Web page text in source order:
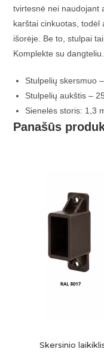
tvirtesnė nei naudojant
karštai cinkuotas, todėl
išorėje. Be to, stulpai
Komplekte su dangteliu.
Stulpelių skersmuo
Stulpelių aukštis –
Sienelės storis: 1,3
Panašūs
Skersinio